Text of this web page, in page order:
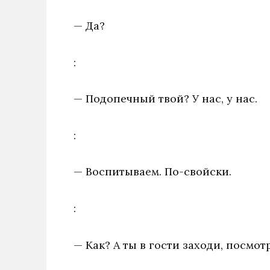
— Да?
:
— Подопечный твой? У нас, у нас.
:
— Воспитываем. По-свойски.
:
— Как? А ты в гости заходи,